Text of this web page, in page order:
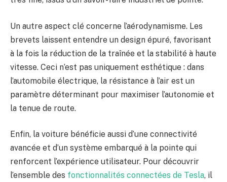
Un autre aspect clé concerne l’aérodynamisme. Les
brevets laissent entendre un design épuré, favorisant
à la fois la réduction de la traînée et la stabilité à haute
vitesse. Ceci n’est pas uniquement esthétique : dans
l’automobile électrique, la résistance à l’air est un
paramètre déterminant pour maximiser l’autonomie et
la tenue de route.
Enfin, la voiture bénéficie aussi d’une connectivité
avancée et d’un système embarqué à la pointe qui
renforcent l’expérience utilisateur. Pour découvrir
l’ensemble des fonctionnalités connectées de Tesla, il